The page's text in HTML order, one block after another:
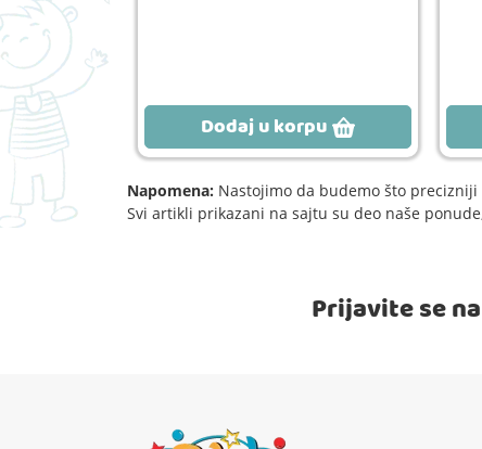
5.00
6
Dodaj u korpu
Napomena: Nastojimo da budemo što
Svi artikli prikazani na sajtu su deo naše
Prijavite se